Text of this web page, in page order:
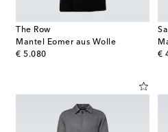
The Row
Mantel Eomer aus Wolle
€ 5.080
original price
€